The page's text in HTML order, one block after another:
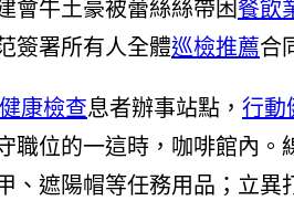
會牛土豪被蕾絲絲帶困餐飲
簽署所有人全體巡檢推薦合
康檢查息者辦事站點， 行動
位的一這時，咖啡館內
、遮陽帽等任務用品；立